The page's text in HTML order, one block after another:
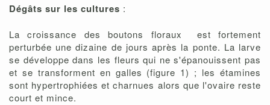
Dégâts sur les cultures :
La croissance des boutons floraux est fortement
perturbée une dizaine de jours après la ponte. La larve
se développe dans les fleurs qui ne s'épanouissent pas
et se transforment en galles (figure 1) ; les étamines
sont hypertrophiées et charnues alors que l'ovaire reste
court et mince.